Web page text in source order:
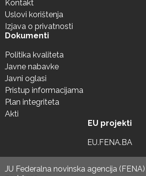
Kontakt
Uslovi korištenja
Izjava o privatnosti
Dokumenti
Politika kvaliteta
Javne nabavke
Javni oglasi
Pristup informacijama
Plan integriteta
Akti
EU projekti
EU.FENA.BA
JU Federalna novinska agencija